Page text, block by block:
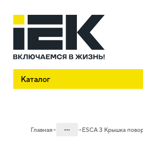
Каталог
Главная ... ESCA 3 Крышка